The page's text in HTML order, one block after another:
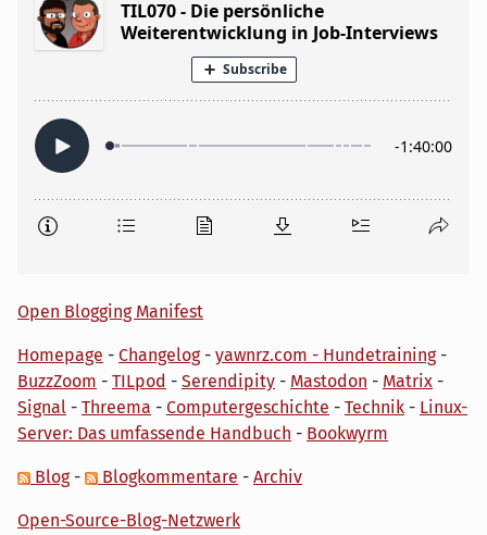
Open Blogging Manifest
Homepage - Changelog- yawnrz.com - Hundetraining-
BuzzZoom - TILpod - Serendipity - Mastodon - Matrix -
Signal - Threema - Computergeschichte - Technik - Linux-
Server: Das umfassende Handbuch - Bookwyrm
Blog- Blogkommentare - Archiv
Open-Source-Blog-Netzwerk